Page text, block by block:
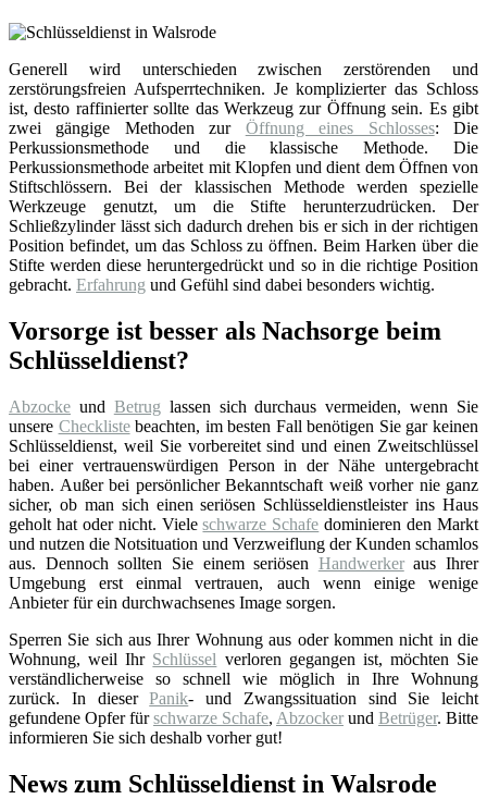
Generell wird unterschieden zwischen zerstörenden und
zerstörungsfreien Aufsperrtechniken. Je komplizierter das Schloss
ist, desto raffinierter sollte das Werkzeug zur Öffnung sein. Es gibt
zwei gängige Methoden zur Öffnung eines Schlosses: Die
Perkussionsmethode und die klassische Methode. Die
Perkussionsmethode arbeitet mit Klopfen und dient dem Öffnen von
Stiftschlössern. Bei der klassischen Methode werden spezielle
Werkzeuge genutzt, um die Stifte herunterzudrücken. Der
Schließzylinder lässt sich dadurch drehen bis er sich in der richtigen
Position befindet, um das Schloss zu öffnen. Beim Harken über die
Stifte werden diese heruntergedrückt und so in die richtige Position
gebracht. Erfahrung und Gefühl sind dabei besonders wichtig.
Vorsorge ist besser als Nachsorge beim
Schlüsseldienst?
Abzocke und Betrug lassen sich durchaus vermeiden, wenn Sie
unsere Checklistebeachten, im besten Fall benötigen Sie gar keinen
Schlüsseldienst, weil Sie vorbereitet sind und einen Zweitschlüssel
bei einer vertrauenswürdigen Person in der Nähe untergebracht
haben. Außer bei persönlicher Bekanntschaft weiß vorher nie ganz
sicher, ob man sich einen seriösen Schlüsseldienstleister ins Haus
geholt hat oder nicht. Vieleschwarze Schafe dominieren den Markt
und nutzen die Notsituation und Verzweiflung der Kunden schamlos
aus. Dennoch sollten Sie einem seriösen Handwerkeraus Ihrer
Umgebung erst einmal vertrauen, auch wenn einige wenige
Anbieter für ein durchwachsenes Image sorgen.
Sperren Sie sich aus Ihrer Wohnung aus oder kommen nicht in die
Wohnung, weil Ihr Schlüssel verloren gegangen ist, möchten Sie
verständlicherweise so schnell wie möglich in Ihre Wohnung
zurück. In dieserPanik- und Zwangssituation sind Sie leicht
gefundene Opfer fürschwarze Schafe, Abzocker und Betrüger. Bitte
informieren Sie sich deshalb vorher gut!
News zum Schlüsseldienst in Walsrode